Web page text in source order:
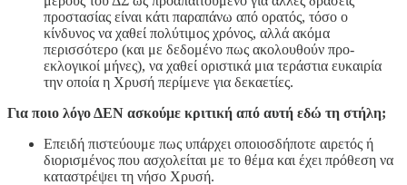
προστασίας είναι κάτι παραπάνω από ορατός, τόσο ο
κίνδυνος να χαθεί πολύτιμος χρόνος, αλλά ακόμα
περισσότερο (και με δεδομένο πως ακολουθούν προ-
εκλογικοί μήνες), να χαθεί οριστικά μια τεράστια ευκαιρία
την οποία η Χρυσή περίμενε για δεκαετίες.
Για ποιο λόγο ΔΕΝ ασκούμε κριτική από αυτή εδώ τη στήλη;
Επειδή πιστεύουμε πως υπάρχει οποιοσδήποτε αιρετός ή
διορισμένος που ασχολείται με το θέμα και έχει πρόθεση να
καταστρέψει τη νήσο Χρυσή.